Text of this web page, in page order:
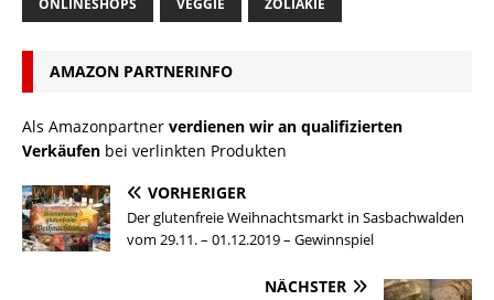
ONLINESHOPS VEGGIE ZÖLIAKIE
AMAZON PARTNERINFO
Als Amazonpartner verdienen wir an qualifizierten
Verkäufen bei verlinkten Produkten
VORHERIGER
Der glutenfreie Weihnachtsmarkt in Sasbachwalden
vom 29.11. – 01.12.2019 – Gewinnspiel
NÄCHSTER